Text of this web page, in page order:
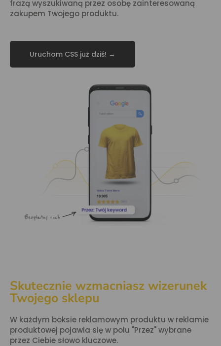
frazą wyszukiwaną przez osobę zainteresowaną
zakupem Twojego produktu.
Uruchom CSS już dziś! →
Skutecznie wzmacniasz wizerunek
Twojego sklepu
W każdym boksie reklamowym produktu w reklamie
produktowej pojawia się w polu "Przez" wybrane
przez Ciebie słowo kluczowe.